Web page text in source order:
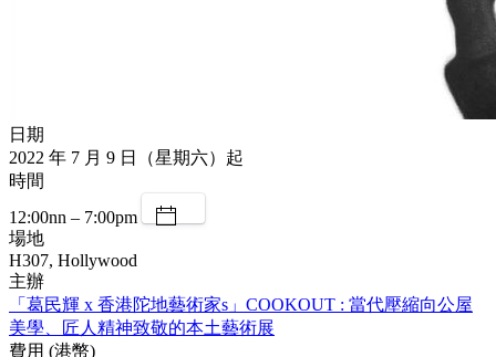
日期
2022 年 7 月 9 日（星期六）起
時間
12:00nn – 7:00pm
場地
H307, Hollywood
主辦
「葛⺠輝 x 香港陀地藝術家s」COOKOUT : 當代壓縮向公屋
美學、匠人精神致敬的本土藝術展
費用 (港幣)